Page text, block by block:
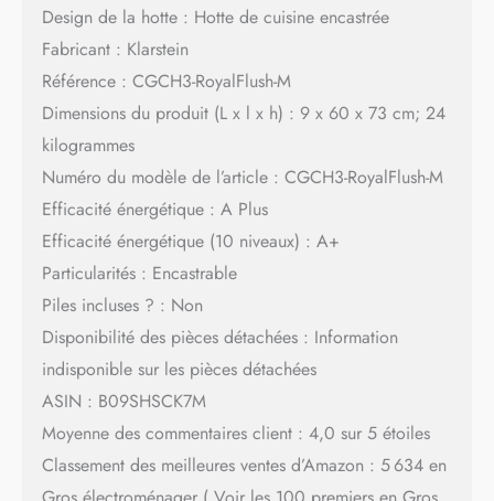
Design de la hotte : Hotte de cuisine encastrée
Fabricant : Klarstein
Référence : CGCH3-RoyalFlush-M
Dimensions du produit (L x l x h) : 9 x 60 x 73 cm; 24
kilogrammes
Numéro du modèle de l’article : CGCH3-RoyalFlush-M
Efficacité énergétique : A Plus
Efficacité énergétique (10 niveaux) : A+
Particularités : Encastrable
Piles incluses ? : Non
Disponibilité des pièces détachées : Information
indisponible sur les pièces détachées
ASIN : B09SHSCK7M
Moyenne des commentaires client : 4,0 sur 5 étoiles
Classement des meilleures ventes d’Amazon : 5 634 en